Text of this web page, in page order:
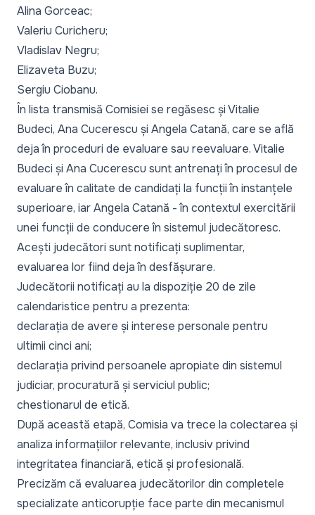
Alina Gorceac;
Valeriu Curicheru;
Vladislav Negru;
Elizaveta Buzu;
Sergiu Ciobanu.
În lista transmisă Comisiei se regăsesc și Vitalie
Budeci, Ana Cucerescu și Angela Catană, care se află
deja în proceduri de evaluare sau reevaluare. Vitalie
Budeci și Ana Cucerescu sunt antrenați în procesul de
evaluare în calitate de candidați la funcții în instanțele
superioare, iar Angela Catană - în contextul exercitării
unei funcții de conducere în sistemul judecătoresc.
Acești judecători sunt notificați suplimentar,
evaluarea lor fiind deja în desfășurare.
Judecătorii notificați au la dispoziție 20 de zile
calendaristice pentru a prezenta:
declarația de avere și interese personale pentru
ultimii cinci ani;
declarația privind persoanele apropiate din sistemul
judiciar, procuratură și serviciul public;
chestionarul de etică.
După această etapă, Comisia va trece la colectarea și
analiza informațiilor relevante, inclusiv privind
integritatea financiară, etică și profesională.
Precizăm că evaluarea judecătorilor din completele
specializate anticorupție face parte din mecanismul